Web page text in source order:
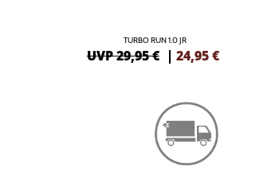
TURBO RUN 1.0 JR
UVP 29,95 € | 24,95€